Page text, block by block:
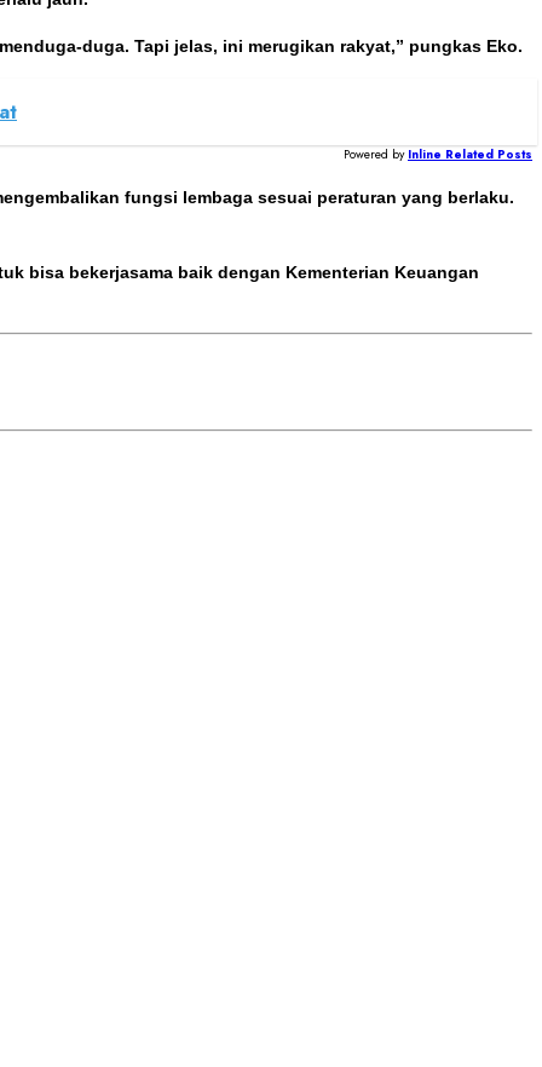
duga. Tapi jelas, ini merugikan rakyat,” pungkas Eko.
Powered by Inline Related Posts
fungsi lembaga sesuai peraturan yang berlaku.
bisa bekerjasama baik dengan Kementerian Keuangan